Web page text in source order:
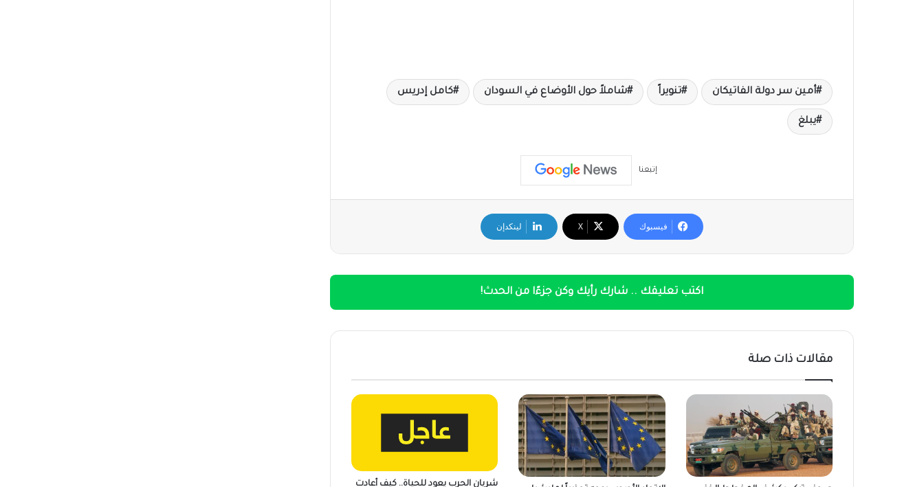
أمين سر دولة الفاتيكان تنويراً شاملاً حول الأوضاع في السودان كامل إدريس
يبلغ
إتبعنا
فيسبوك ‫X لينكدإن
اكتب تعليقك .. شارك رأيك وكن جزءًا من الحدث!
مقالات ذات صلة
شريان الحرب يعود للحياة.. كيف أعادت